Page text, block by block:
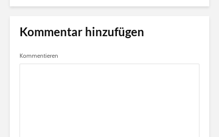
Kommentar hinzufügen
Kommentieren